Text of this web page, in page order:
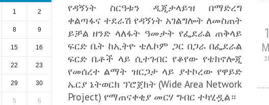
1 2
8 9
15 16
22 23
29 30
5 6
የዳኝነት ስርዓቱን ዲጂታላይዝ በማድረግ
ቀልጣፋና ተደራሽ የዳኝነት አገልግሎት ለመስጠት
ይቻል ዘንድ ላለፋት ዓመታት የፌደራል ጠቅላይ
ፍርድ ቤት ከኢትዮ ቴሌኮም ጋር በጋራ በፌደራል
ፍርድ ቤቶች ላይ ሲተገብር የቆየው የቴክኖሎጂ
የመሰረተ ልማት ዝርጋታ ላይ ያተኮረው የዋይድ
ኤርያ ኔትወርክ ፕሮጀክት (Wide Area Network
Project) የማጠናቀቂያ መርሃ ግብር ተካሂዷል።